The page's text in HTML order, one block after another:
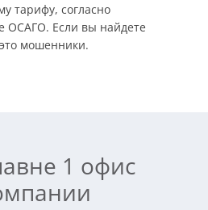
тарифу, согласно
ОСАГО. Если вы найдете
мошенники.
1 офис